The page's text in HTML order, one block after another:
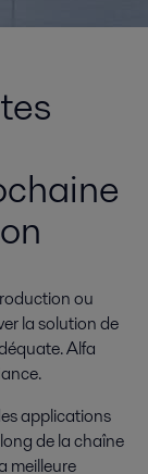
ou
la solution de
Alfa
applications
de la chaîne
meilleure